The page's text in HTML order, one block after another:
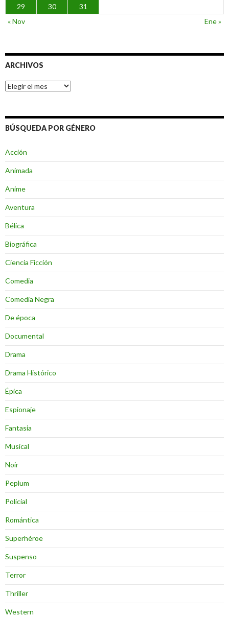
29
30
31
« Nov
Ene »
ARCHIVOS
Archivos
BÚSQUEDA POR GÉNERO
Acción
Animada
Anime
Aventura
Bélica
Biográfica
Ciencia Ficción
Comedia
Comedia Negra
De época
Documental
Drama
Drama Histórico
Épica
Espionaje
Fantasia
Musical
Noir
Peplum
Policial
Romántica
Superhéroe
Suspenso
Terror
Thriller
Western